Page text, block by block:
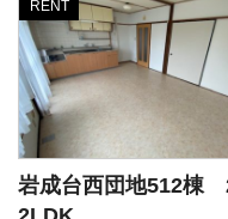
RENT
岩成台西団地512